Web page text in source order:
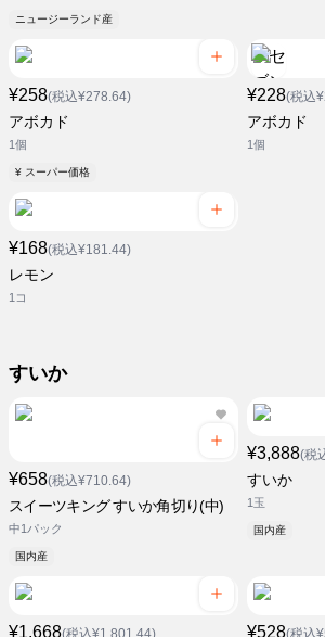
ニュージーランド産
¥258(税込¥278.64)
アボカド
1個
¥ スーパー価格
¥228(税込
アボカド
1個
¥168(税込¥181.44)
レモン
1コ
すいか
¥658(税込¥710.64)
スイーツキング すいか角切り(中)
中1パック
国内産
¥3,888(税
すいか
1玉
国内産
¥1,668(税込¥1,801.44) ¥528(税込